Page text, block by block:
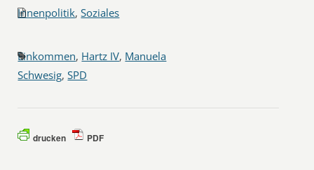
Innenpolitik,Soziales
Einkommen, Hartz IV, Manuela
Schwesig,SPD
drucken PDF